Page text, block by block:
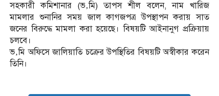
সহকারী কমিশানার (ভ‚মি) তাপস শীল বলেন, নাম খারিজ
মামলার শুনানির সময় জাল কাগজপত্র উপস্থাপন করায় সাত
জনের বিরুদ্ধে মামলা করা হয়েছে। বিষয়টি আইনানুগ প্রক্রিয়ায়
চলবে।
ভ‚মি অফিসে জালিয়াতি চক্রের উপস্থিতির বিষয়টি অস্বীকার করেন
তিনি।